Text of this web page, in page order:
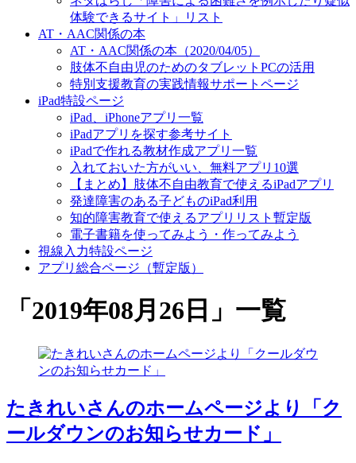
体験できるサイト」リスト
AT・AAC関係の本
AT・AAC関係の本（2020/04/05）
肢体不自由児のためのタブレットPCの活用
特別支援教育の実践情報サポートページ
iPad特設ページ
iPad、iPhoneアプリ一覧
iPadアプリを探す参考サイト
iPadで作れる教材作成アプリ一覧
入れておいた方がいい、無料アプリ10選
【まとめ】肢体不自由教育で使えるiPadアプリ
発達障害のある子どものiPad利用
知的障害教育で使えるアプリリスト暫定版
電子書籍を使ってみよう・作ってみよう
視線入力特設ページ
アプリ総合ページ（暫定版）
「 2019年08月26日 」 一覧
たきれいさんのホームページより「ク
ールダウンのお知らせカード」